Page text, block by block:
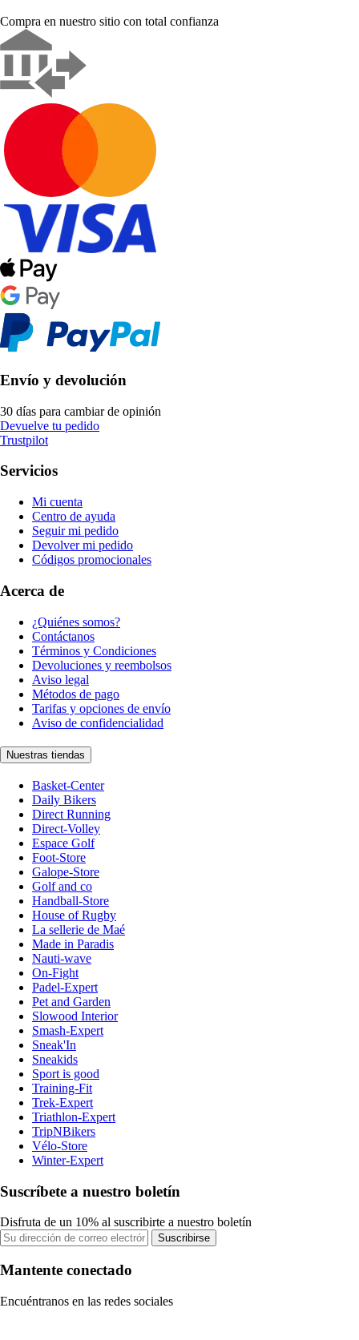
Compra en nuestro sitio con total confianza
Envío y devolución
30 días para cambiar de opinión
Devuelve tu pedido
Trustpilot
Servicios
Mi cuenta
Centro de ayuda
Seguir mi pedido
Devolver mi pedido
Códigos promocionales
Acerca de
¿Quiénes somos?
Contáctanos
Términos y Condiciones
Devoluciones y reembolsos
Aviso legal
Métodos de pago
Tarifas y opciones de envío
Aviso de confidencialidad
Nuestras tiendas
Basket-Center
Daily Bikers
Direct Running
Direct-Volley
Espace Golf
Foot-Store
Galope-Store
Golf and co
Handball-Store
House of Rugby
La sellerie de Maé
Made in Paradis
Nauti-wave
On-Fight
Padel-Expert
Pet and Garden
Slowood Interior
Smash-Expert
Sneak'In
Sneakids
Sport is good
Training-Fit
Trek-Expert
Triathlon-Expert
TripNBikers
Vélo-Store
Winter-Expert
Suscríbete a nuestro boletín
Disfruta de un 10% al suscribirte a nuestro boletín
Suscribirse
Mantente conectado
Encuéntranos en las redes sociales